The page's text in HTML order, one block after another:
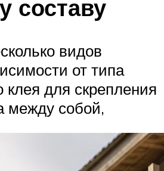
составу
видов
от типа
клея для скрепления
между собой,